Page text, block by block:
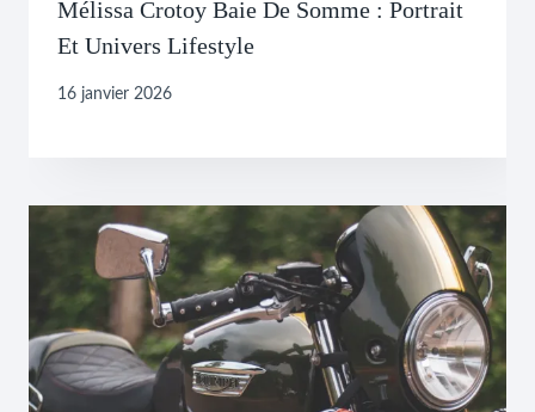
Mélissa Crotoy Baie De Somme : Portrait
Et Univers Lifestyle
16 janvier 2026